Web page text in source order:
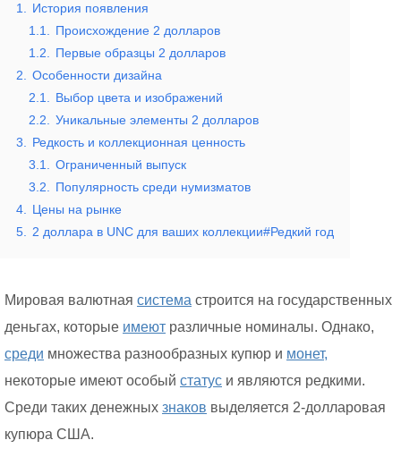
1.
История появления
1.1.
Происхождение 2 долларов
1.2.
Первые образцы 2 долларов
2.
Особенности дизайна
2.1.
Выбор цвета и изображений
2.2.
Уникальные элементы 2 долларов
3.
Редкость и коллекционная ценность
3.1.
Ограниченный выпуск
3.2.
Популярность среди нумизматов
4.
Цены на рынке
5.
2 доллара в UNC для ваших коллекции#Редкий год
Мировая валютная система строится на государственных
деньгах, которые имеют различные номиналы. Однако,
среди множества разнообразных купюр и монет,
некоторые имеют особый статус и являются редкими.
Среди таких денежных знаков выделяется 2-долларовая
купюра США.